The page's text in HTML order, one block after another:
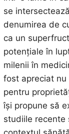
se
denumirea de
ca un
potențiale în
milenii în
fost apreciat nu
pentru
își propune să
studiile recente